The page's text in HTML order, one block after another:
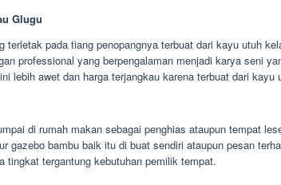
Glugu
terletak pada tiang penopangnya terbuat dari kayu utuh
professional yang berpengalaman menjadi karya seni
lebih awet dan harga terjangkau karena terbuat dari kayu
di rumah makan sebagai penghias ataupun tempat
gazebo bambu baik itu di buat sendiri ataupun pesan
tingkat tergantung kebutuhan pemilik tempat.